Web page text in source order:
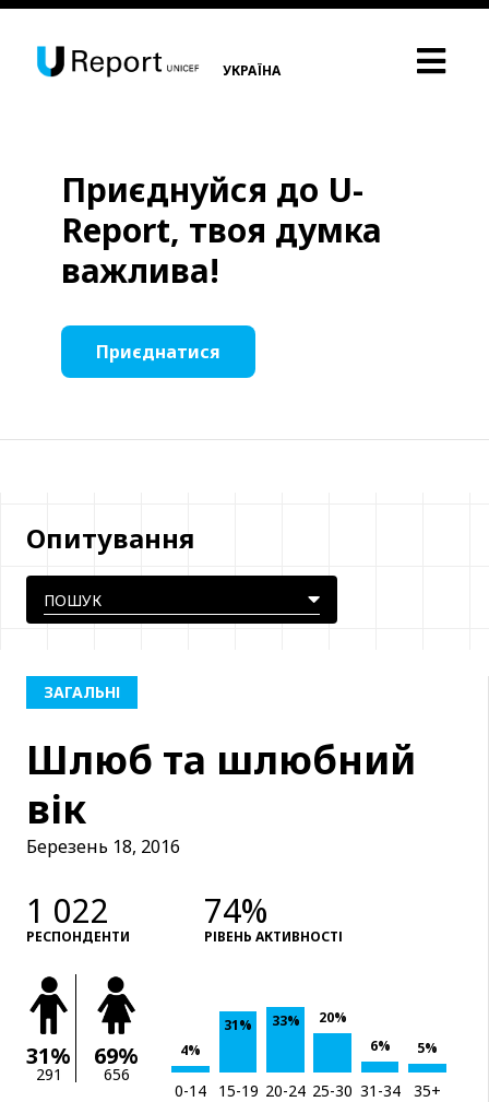
УКРАЇНА
Приєднуйся до U-
Report, твоя думка
важлива!
Приєднатися
Опитування
ЗАГАЛЬНІ
Шлюб та шлюбний
вік
Березень 18, 2016
1 022
РЕСПОНДЕНТИ
74%
РІВЕНЬ АКТИВНОСТІ
31%
291
69%
656
4%
31% 33%
20%
6%
5%
0-14 15-19 20-24 25-30 31-34 35+